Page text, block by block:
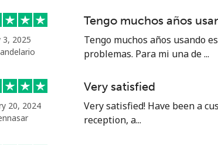
14 min por ⁦$5⁩
3, 2025
Tengo muchos años
Tengo muchos años usando
problemas. Para mi una de ...
20, 2024
Very satisfied
Very satisfied! Have been a
reception, a...